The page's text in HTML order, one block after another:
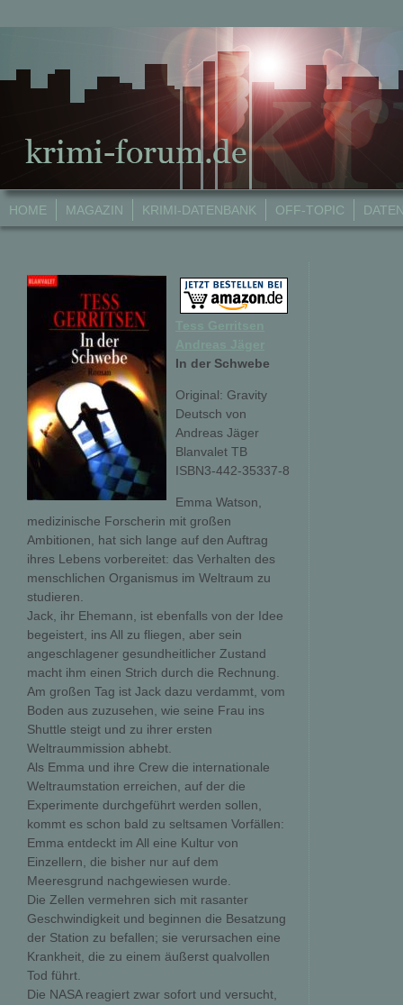
HOME MAGAZIN KRIMI-DATENBANK OFF-TOPIC
Tess Gerritsen
In der Schwebe
Original: Gravity
Deutsch von
Andreas Jäger
Blanvalet TB
ISBN3-442-35337-8
Emma Watson,
medizinische Forscherin mit großen
Ambitionen, hat sich lange auf den Auftrag
ihres Lebens vorbereitet: das Verhalten des
menschlichen Organismus im Weltraum zu
studieren.
Jack, ihr Ehemann, ist ebenfalls von der Idee
begeistert, ins All zu fliegen, aber sein
angeschlagener gesundheitlicher Zustand
macht ihm einen Strich durch die Rechnung.
Am großen Tag ist Jack dazu verdammt, vom
Boden aus zuzusehen, wie seine Frau ins
Shuttle steigt und zu ihrer ersten
Weltraummission abhebt.
Als Emma und ihre Crew die internationale
Weltraumstation erreichen, auf der die
Experimente durchgeführt werden sollen,
kommt es schon bald zu seltsamen Vorfällen:
Emma entdeckt im All eine Kultur von
Einzellern, die bisher nur auf dem
Meeresgrund nachgewiesen wurde.
Die Zellen vermehren sich mit rasanter
Geschwindigkeit und beginnen die Besatzung
der Station zu befallen; sie verursachen eine
Krankheit, die zu einem äußerst qualvollen
Tod führt.
Die NASA reagiert zwar sofort und versucht,